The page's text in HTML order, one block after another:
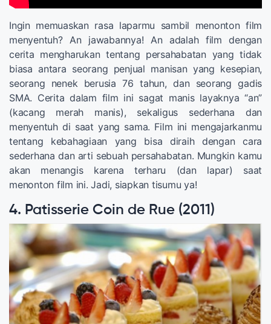
Ingin memuaskan rasa laparmu sambil menonton film
menyentuh? An jawabannya! An adalah film dengan
cerita mengharukan tentang persahabatan yang tidak
biasa antara seorang penjual manisan yang kesepian,
seorang nenek berusia 76 tahun, dan seorang gadis
SMA. Cerita dalam film ini sagat manis layaknya “an”
(kacang merah manis), sekaligus sederhana dan
menyentuh di saat yang sama. Film ini mengajarkanmu
tentang kebahagiaan yang bisa diraih dengan cara
sederhana dan arti sebuah persahabatan. Mungkin kamu
akan menangis karena terharu (dan lapar) saat
menonton film ini. Jadi, siapkan tisumu ya!
4. Patisserie Coin de Rue (2011)